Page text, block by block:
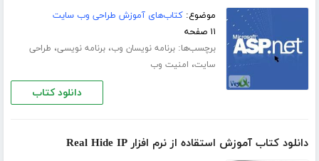
موضوع:کتاب‌های آموزش طراحی وب سایت
۱۱ صفحه
برچسب‌ها:برنامه نویسان وب،برنامه نویسی، طراحی
سایت، امنیت وب
دانلود کتاب
دانلود کتاب آموزش استقاده از نرم افزار Real Hide IP